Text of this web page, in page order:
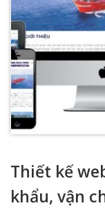
Thiết kế
khẩu, vận